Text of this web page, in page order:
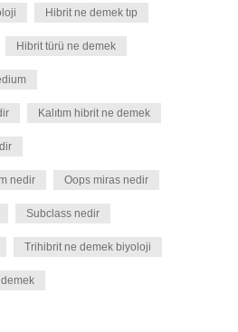
Hibrit ne demek tıp
Hibrit türü ne demek
Kalıtım hibrit ne demek
nedir Oops miras nedir
Subclass nedir
Trihibrit ne demek biyoloji
demek